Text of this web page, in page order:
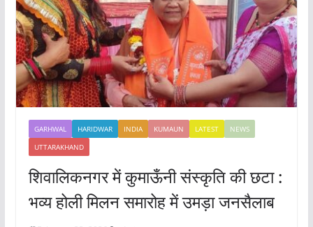
GARHWAL HARIDWAR INDIA KUMAUN LATEST
NEWS
UTTARAKHAND
शिवालिकनगर में कुमाऊँनी संस्कृति की छटा :
भव्य होली मिलन समारोह में उमड़ा जनसैलाब